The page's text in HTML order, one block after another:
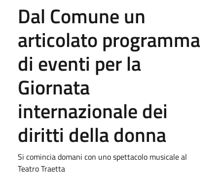
Dal Comune un
articolato programma
di eventi per la
Giornata
internazionale dei
diritti della donna
Si comincia domani con uno spettacolo musicale al
Teatro Traetta